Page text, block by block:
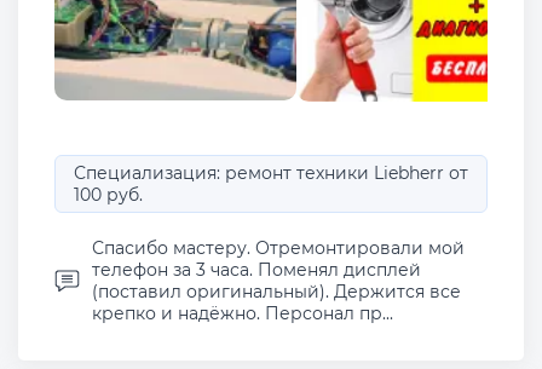
Специализация: ремонт техники Liebherr от
100 руб.
Спасибо мастеру. Отремонтировали мой
телефон за 3 часа. Поменял дисплей
(поставил оригинальный). Держится все
крепко и надёжно. Персонал пр...